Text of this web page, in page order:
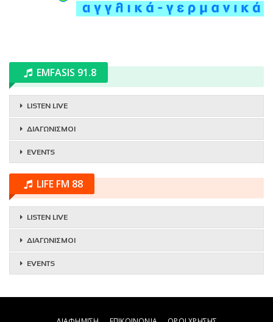
EMFASIS 91.8
LISTEN LIVE
ΔΙΑΓΩΝΙΣΜΟΙ
EVENTS
LIFE FM 88
LISTEN LIVE
ΔΙΑΓΩΝΙΣΜΟΙ
EVENTS